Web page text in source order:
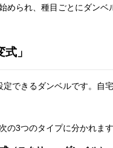
められ、種目ごとにダン
」
できるダンベルです。自
の3つのタイプに分かれます